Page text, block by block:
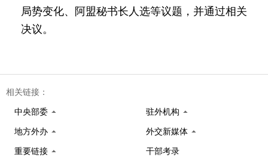
局势变化、阿盟秘书长人选等议题，并通过相关
决议。
相关链接：
中央部委 驻外机构
地方外办 外交新媒体
重要链接 干部考录